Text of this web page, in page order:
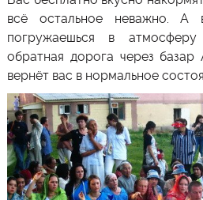
всё остальное неважно. А
погружаешься в атмосферу
обратная дорога через
вернёт вас в нормальное